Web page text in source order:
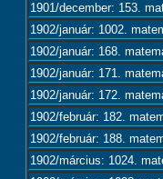
1901/december: 153.
1902/január: 1002.
1902/január: 168.
1902/január: 171.
1902/január: 172.
1902/február: 182.
1902/február: 188.
1902/március: 1024.